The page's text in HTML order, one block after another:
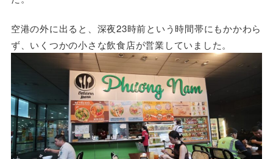
空港の外に出ると、深夜23時前という時間帯にもかかわら
ず、いくつかの小さな飲食店が営業していました。